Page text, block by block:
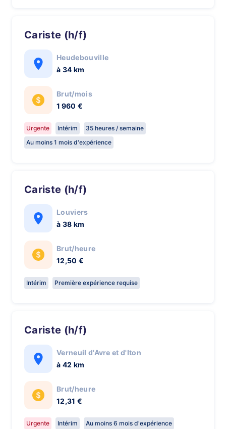
Cariste (h/f)
Heudebouville
à 34 km
Brut/mois
1 960 €
Urgente Intérim
35 heures / semaine
Au moins 1 mois d'expérience
Cariste (h/f)
Louviers
à 38 km
Brut/heure
12,50 €
Intérim Première expérience requise
Cariste (h/f)
Verneuil d'Avre et d'Iton
à 42 km
Brut/heure
12,31 €
Urgente Intérim Au moins 6 mois d'expérience